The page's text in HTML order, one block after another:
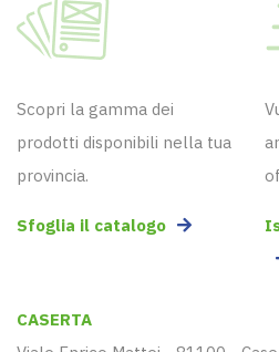
Scopri la gamma dei
prodotti disponibili nella tua
provincia.
Sfoglia il catalogo
CASERTA